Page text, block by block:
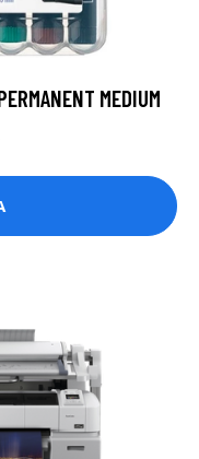
MEDIUM